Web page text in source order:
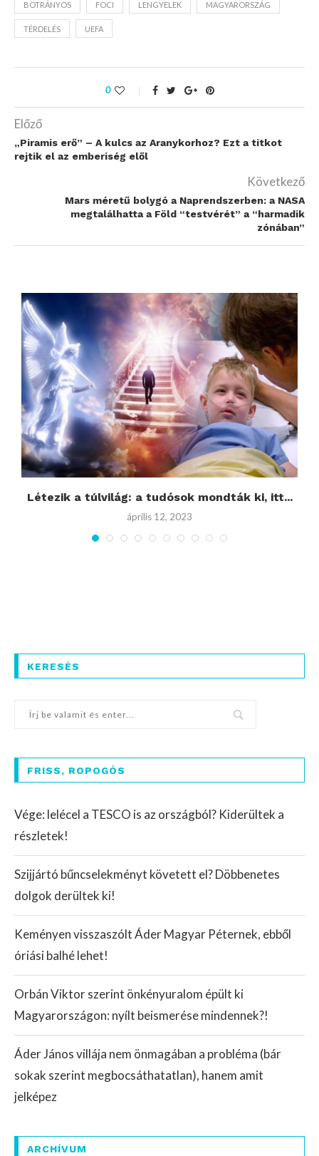
BOTRÁNYOS FOCI LENGYELEK MAGYARORSZÁG
TÉRDELÉS UEFA
0
Előző
„Piramis erő” – A kulcs az Aranykorhoz? Ezt a titkot
rejtik el az emberiség elől
Következő
Mars méretű bolygó a Naprendszerben: a NASA
megtalálhatta a Föld “testvérét” a “harmadik
zónában”
Létezik a túlvilág: a tudósok mondták ki, itt...
április 12, 2023
KERESÉS
FRISS, ROPOGÓS
Vége: lelécel a TESCO is az országból? Kiderültek a
részletek!
Szijjártó bűncselekményt követett el? Döbbenetes
dolgok derültek ki!
Keményen visszaszólt Áder Magyar Péternek, ebből
óriási balhé lehet!
Orbán Viktor szerint önkényuralom épült ki
Magyarországon: nyílt beismerése mindennek?!
Áder János villája nem önmagában a probléma (bár
sokak szerint megbocsáthatatlan), hanem amit
jelképez
ARCHÍVUM